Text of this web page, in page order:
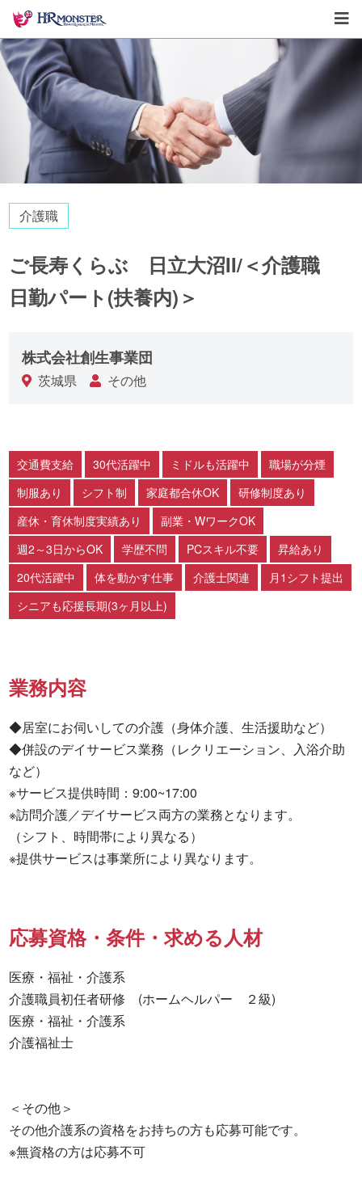
介護職
ご長寿くらぶ 日立大沼II/＜介護職
日勤パート(扶養内)＞
株式会社創生事業団
茨城県 その他
交通費支給 30代活躍中 ミドルも活躍中
職場が分煙
制服あり
シフト制 家庭都合休OK
研修制度あり
産休・育休制度実績あり
副業・WワークOK
週2～3日からOK
学歴不問 PCスキル不要
昇給あり
20代活躍中
体を動かす仕事 介護士関連
月1シフト提出
シニアも応援長期(3ヶ月以上)
業務内容
◆居室にお伺いしての介護（身体介護、生活援助など）
◆併設のデイサービス業務（レクリエーション、入浴介助
など）
※サービス提供時間：9:00~17:00
※訪問介護／デイサービス両方の業務となります。
（シフト、時間帯により異なる）
※提供サービスは事業所により異なります。
応募資格・条件・求める人材
医療・福祉・介護系
介護職員初任者研修　(ホームヘルパー　２級)
医療・福祉・介護系
介護福祉士
＜その他＞
その他介護系の資格をお持ちの方も応募可能です。
※無資格の方は応募不可